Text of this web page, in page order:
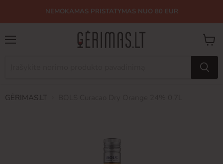
NEMOKAMAS PRISTATYMAS NUO 80 EUR
GĖRIMAS.LT